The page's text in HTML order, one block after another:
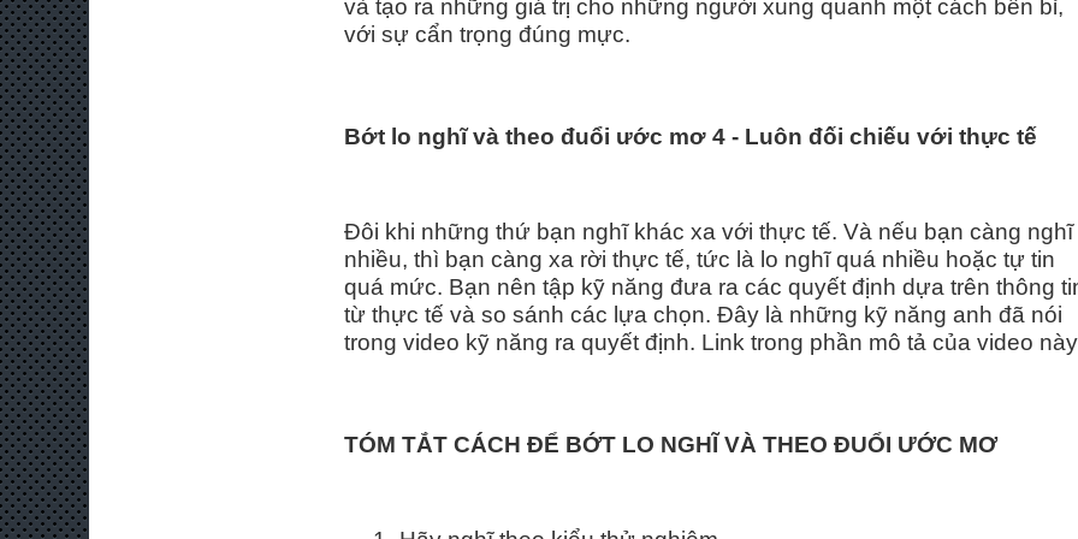
và tạo ra những giá trị cho những người xung quanh một cách bền bỉ,
với sự cẩn trọng đúng mực.
Bớt lo nghĩ và theo đuổi ước mơ 4 - Luôn đối chiếu với thực tế
Đôi khi những thứ bạn nghĩ khác xa với thực tế. Và nếu bạn càng nghĩ
nhiều, thì bạn càng xa rời thực tế, tức là lo nghĩ quá nhiều hoặc tự tin
quá mức. Bạn nên tập kỹ năng đưa ra các quyết định dựa trên thông
từ thực tế và so sánh các lựa chọn. Đây là những kỹ năng anh đã nói
trong video kỹ năng ra quyết định. Link trong phần mô tả của video
TÓM TẮT CÁCH ĐỂ BỚT LO NGHĨ VÀ THEO ĐUỔI ƯỚC MƠ